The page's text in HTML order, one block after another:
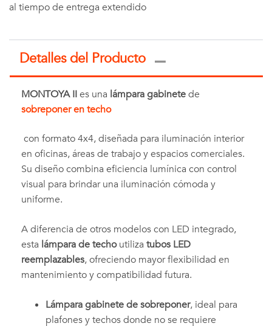
al tiempo de entrega extendido
Detalles del Producto
MONTOYA IIes una lámpara gabinetede
sobreponer en techo
con formato 4x4, diseñada para iluminación interior
en oficinas, áreas de trabajo y espacios comerciales.
Su diseño combina eficiencia lumínica con control
visual para brindar una iluminación cómoda y
uniforme.
A diferencia de otros modelos con LED integrado,
esta lámpara de techoutiliza tubos LED
reemplazables, ofreciendo mayor flexibilidad en
mantenimiento y compatibilidad futura.
Lámpara gabinete de sobreponer, ideal para
plafones y techos donde no se requiere